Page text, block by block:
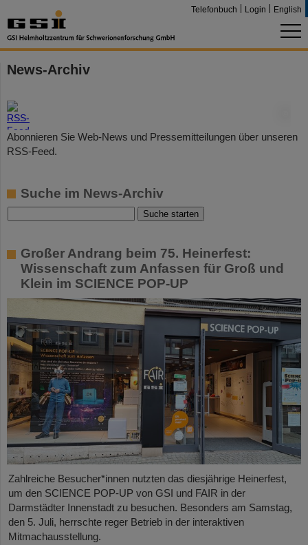
Telefonbuch Login English
News-Archiv
Abonnieren Sie Web-News und Pressemitteilungen über unseren
RSS-Feed.
Suche im News-Archiv
Großer Andrang beim 75. Heinerfest:
Wissenschaft zum Anfassen für Groß und
Klein im SCIENCE POP-UP
Zahlreiche Besucher*innen nutzten das diesjährige Heinerfest,
um den SCIENCE POP-UP von GSI und FAIR in der
Darmstädter Innenstadt zu besuchen. Besonders am Samstag,
den 5. Juli, herrschte reger Betrieb in der interaktiven
Mitmachausstellung.